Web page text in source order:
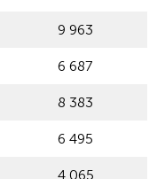
9 963
6 687
8 383
6 495
4 065